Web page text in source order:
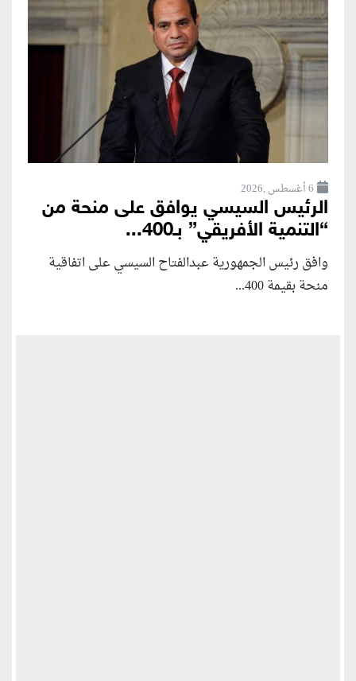
6 أغسطس ,2026
الرئيس السيسي يوافق على منحة من
“التنمية الأفريقي” بـ400...
وافق رئيس الجمهورية عبدالفتاح السيسي على اتفاقية
منحة بقيمة 400...